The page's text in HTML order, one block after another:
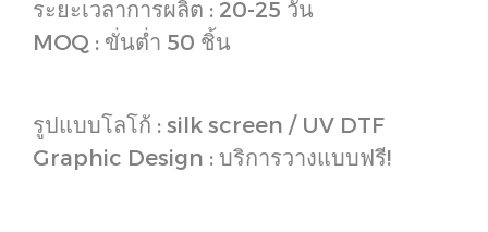
ระยะเวลาการผลิต : 20-25 วัน
MOQ : ขั่นต่ำ 50 ชิ้น
รูปแบบโลโก้ : silk screen / UV DTF
Graphic Design : บริการวางแบบฟรี!